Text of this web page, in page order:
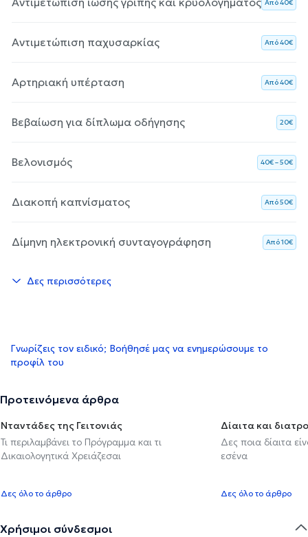
Aπό 40€
Αντιμετώπιση παχυσαρκίας Aπό 40€
Αρτηριακή υπέρταση Aπό 40€
Βεβαίωση για δίπλωμα οδήγησης 20€
Βελονισμός 40€ – 50€
Διακοπή καπνίσματος Aπό 50€
Δίμηνη ηλεκτρονική συνταγογράφηση Aπό 10€
Δες περισσότερες
Γνωρίζεις τον ειδικό; Βοήθησέ μας να ενημερώσουμε το
προφίλ του
Προτεινόμενα άρθρα
Νταντάδες της Γειτονιάς
Τι περιλαμβάνει το Πρόγραμμα και τι
Δικαιολογητικά Χρειάζεσαι
Δες όλο το άρθρο
Δίαιτα και
Δες ποια δίαιτα
εσένα
Δες όλο το άρθρο
Χρήσιμοι σύνδεσμοι